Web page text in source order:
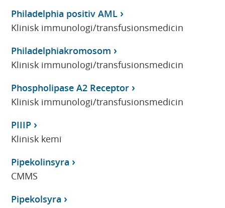
Philadelphia positiv AML
Klinisk immunologi/transfusionsmedicin
Philadelphiakromosom
Klinisk immunologi/transfusionsmedicin
Phospholipase A2 Receptor
Klinisk immunologi/transfusionsmedicin
PIIIP
Klinisk kemi
Pipekolinsyra
CMMS
Pipekolsyra